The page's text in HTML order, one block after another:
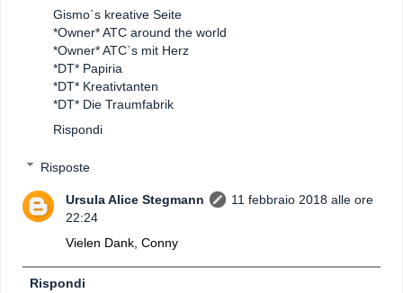
Gismo`s kreative Seite
*Owner* ATC around the world
*Owner* ATC`s mit Herz
*DT* Papiria
*DT* Kreativtanten
*DT* Die Traumfabrik
Rispondi
Risposte
Ursula Alice Stegmann
11 febbraio 2018 alle ore
22:24
Vielen Dank, Conny
Rispondi